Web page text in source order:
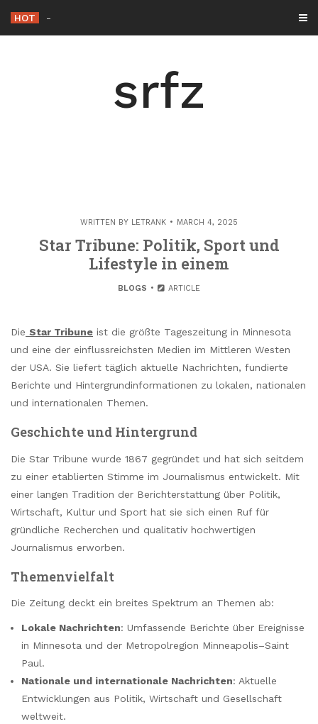
content
HOT Die Rolle der Hacker éthiqu
srfz
WRITTEN BY LETRANK MARCH 4, 2025
Star Tribune: Politik, Sport und
Lifestyle in einem
BLOGS ARTICLE
Die Star Tribune ist die größte Tageszeitung in Minnesota
und eine der einflussreichsten Medien im Mittleren Westen
der USA. Sie liefert täglich aktuelle Nachrichten, fundierte
Berichte und Hintergrundinformationen zu lokalen, nationalen
und internationalen Themen.
Geschichte und Hintergrund
Die Star Tribune wurde 1867 gegründet und hat sich seitdem
zu einer etablierten Stimme im Journalismus entwickelt. Mit
einer langen Tradition der Berichterstattung über Politik,
Wirtschaft, Kultur und Sport hat sie sich einen Ruf für
gründliche Recherchen und qualitativ hochwertigen
Journalismus erworben.
Themenvielfalt
Die Zeitung deckt ein breites Spektrum an Themen ab:
Lokale Nachrichten: Umfassende Berichte über Ereignisse
in Minnesota und der Metropolregion Minneapolis–Saint
Paul.
Nationale und internationale Nachrichten: Aktuelle
Entwicklungen aus Politik, Wirtschaft und Gesellschaft
weltweit.